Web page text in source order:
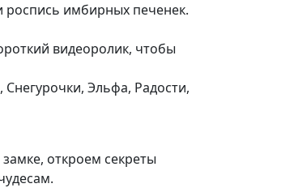
имбирных печенек.
видеоролик, чтобы
Эльфа, Радости,
откроем секреты